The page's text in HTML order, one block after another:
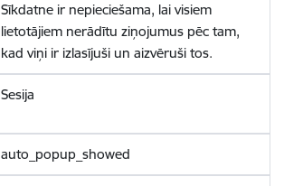
Sīkdatne ir nepieciešama, lai visiem
lietotājiem nerādītu ziņojumus pēc tam,
kad viņi ir izlasījuši un aizvēruši tos.
Sesija
auto_popup_showed